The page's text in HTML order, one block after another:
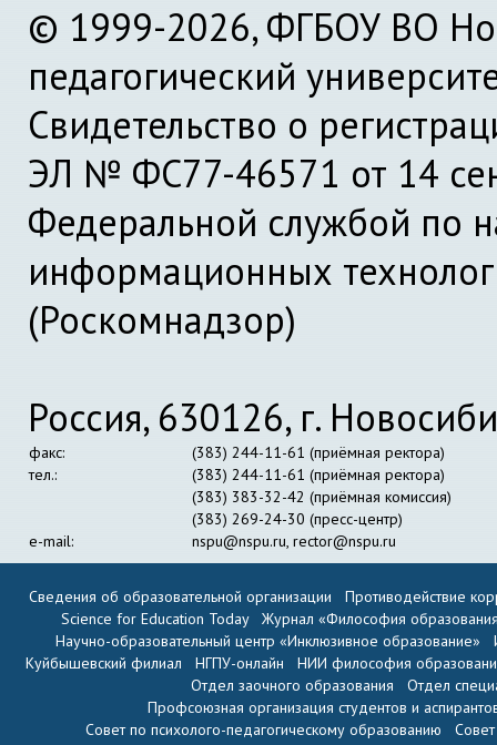
© 1999-2026, ФГБОУ ВО
педагогический
Свидетельство о
ЭЛ № ФС77-46571 от 14
Федеральной службой по
информационных
(Роскомнадзор)
Россия, 630126, г.
факс:
(383) 244-11-61 (приёмная ректора)
тел.:
(383) 244-11-61 (приёмная ректора)
(383) 383-32-42 (приёмная комиссия)
(383) 269-24-30 (пресс-центр)
e-mail:
nspu@nspu.ru, rector@nspu.ru
Сведения об образовательной организации
Противодействие
Science for Education Today
Журнал «Философия
Научно-образовательный центр «Инклюзивное образование»
Куйбышевский филиал
НГПУ-онлайн
НИИ философия
Отдел заочного образования
Отдел
Профсоюзная организация студентов и
Совет по психолого-педагогическому образованию